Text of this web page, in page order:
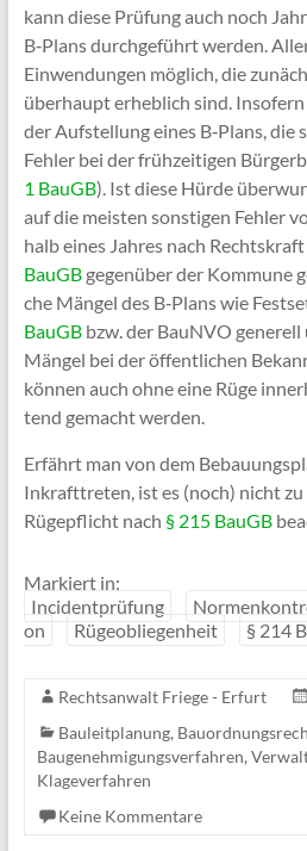
kann die­se Prü­fung auch noch
B‑Plans durch­ge­führt wer­den.
Ein­wen­dun­gen mög­lich, die
über­haupt erheb­lich sind.
der Auf­stel­lung eines B‑Plans, die
Feh­ler bei der früh­zei­ti­gen
1 BauGB). Ist die­se Hür­de
auf die meis­ten sons­ti­gen Feh­ler
halb eines Jah­res nach Rechts­kraft
BauGBgegen­über der Kom­mu­ne
che Män­gel des B‑Plans wie
BauGBbzw. der BauN­VO gene­rell
Män­gel bei der öffent­li­chen
kön­nen auch ohne eine Rüge
tend gemacht werden.
Erfährt man von dem
Inkraft­tre­ten, ist es (noch) nicht zu
Rüge­pflicht nach § 215 BauGB
Markiert in:
Incidentprüfung
on
Rügeobliegenheit § 214
Rechtsanwalt Friege - Erfurt
Bauleitplanung,
Baugenehmigungsverfahren,
Klageverfahren
Keine Kommentare